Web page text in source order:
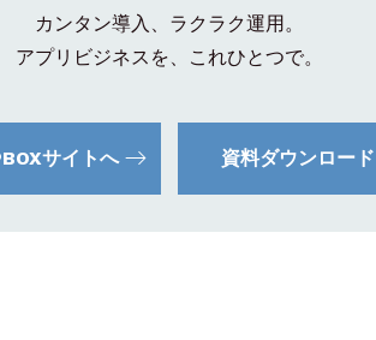
カンタン導入、ラクラク運用。
アプリビジネスを、これひとつで。
サイトへ 資料ダウンロード